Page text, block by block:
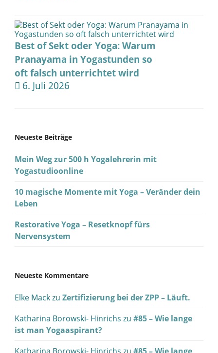
Best of Sekt oder Yoga: Warum
Pranayama in Yogastunden so
oft falsch unterrichtet wird
6. Juli 2026
Neueste Beiträge
Mein Weg zur 500 h Yogalehrerin mit
Yogastudioonline
10 magische Momente mit Yoga – Veränder dein
Leben
Restorative Yoga – Resetknopf fürs
Nervensystem
Neueste Kommentare
Elke Mackzu Zertifizierung bei der ZPP – Läuft.
Katharina Borowski- Hinrichs zu #85 – Wie lange
ist man Yogaaspirant?